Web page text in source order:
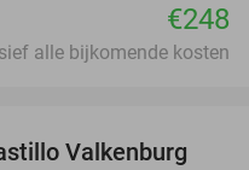
€248
alle bijkomende kosten
24%
Valkenburg